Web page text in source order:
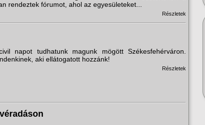
rendeztek fórumot, ahol az egyesületeket...
Részletek
napot tudhatunk magunk mögött Székesfehérváron.
aki ellátogatott hozzánk!
Részletek